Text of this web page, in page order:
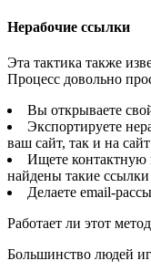
Нерабочие ссылки
Эта тактика также
Процесс довольно
Вы открываете
Экспортируете
ваш сайт, так и на
Ищете контактную
найдены такие ссылки
Делаете email-
Работает ли этот
Большинство людей